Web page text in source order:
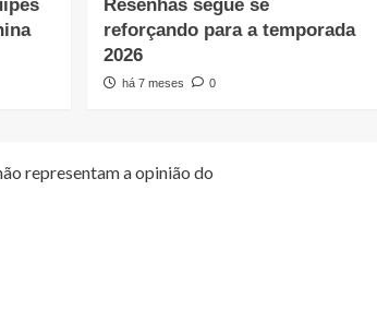
Resenhas segue se
reforçando para a temporada
2026
há 7 meses 0
representam a opinião do